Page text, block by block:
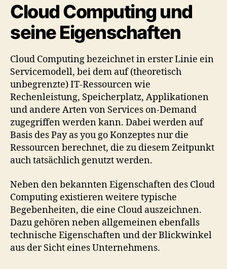
Cloud Computing und
seine Eigenschaften
Cloud Computing bezeichnet in erster Linie ein
Servicemodell, bei dem auf (theoretisch
unbegrenzte) IT-Ressourcen wie
Rechenleistung, Speicherplatz, Applikationen
und andere Arten von Services on-Demand
zugegriffen werden kann. Dabei werden auf
Basis des Pay as you go Konzeptes nur die
Ressourcen berechnet, die zu diesem Zeitpunkt
auch tatsächlich genutzt werden.
Neben den bekannten Eigenschaften des Cloud
Computing existieren weitere typische
Begebenheiten, die eine Cloud auszeichnen.
Dazu gehören neben allgemeinen ebenfalls
technische Eigenschaften und der Blickwinkel
aus der Sicht eines Unternehmens.